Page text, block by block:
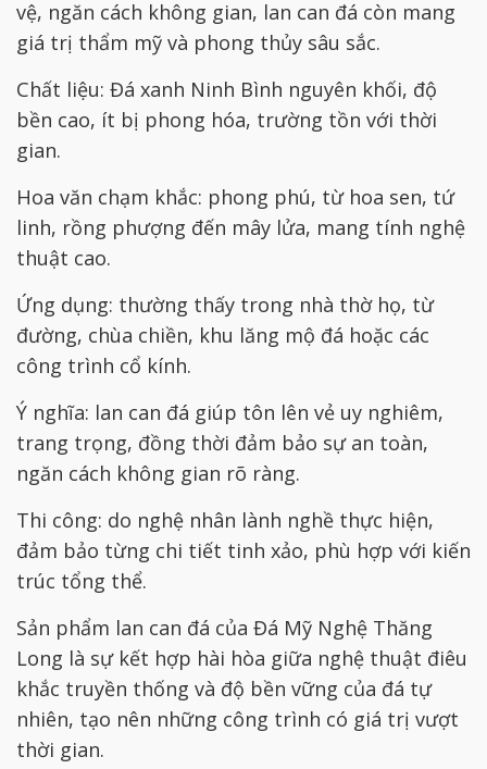
vệ, ngăn cách không gian, lan can đá còn mang
giá trị thẩm mỹ và phong thủy sâu sắc.
Chất liệu: Đá xanh Ninh Bình nguyên khối, độ
bền cao, ít bị phong hóa, trường tồn với thời
gian.
Hoa văn chạm khắc: phong phú, từ hoa sen, tứ
linh, rồng phượng đến mây lửa, mang tính nghệ
thuật cao.
Ứng dụng: thường thấy trong nhà thờ họ, từ
đường, chùa chiền, khu lăng mộ đá hoặc các
công trình cổ kính.
Ý nghĩa: lan can đá giúp tôn lên vẻ uy nghiêm,
trang trọng, đồng thời đảm bảo sự an toàn,
ngăn cách không gian rõ ràng.
Thi công: do nghệ nhân lành nghề thực hiện,
đảm bảo từng chi tiết tinh xảo, phù hợp với kiến
trúc tổng thể.
Sản phẩm lan can đá của Đá Mỹ Nghệ Thăng
Long là sự kết hợp hài hòa giữa nghệ thuật điêu
khắc truyền thống và độ bền vững của đá tự
nhiên, tạo nên những công trình có giá trị vượt
thời gian.